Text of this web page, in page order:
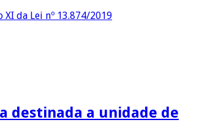
XI da Lei nº 13.874/2019
destinada a unidade de